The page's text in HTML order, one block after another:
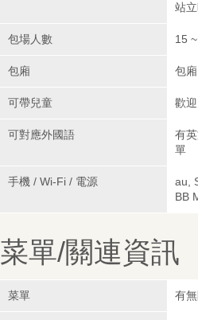
站
包場人數 15
包廂 包廂
可帶兒童 歡
可對應外國語
有
單
手機 / Wi-Fi / 電源
au,
BB
菜單/關連資訊
菜單 有